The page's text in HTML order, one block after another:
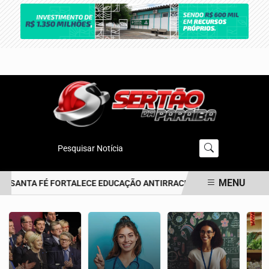
Pesquisar Notícia
SANTA FÉ FORTALECE EDUCAÇÃO ANTIRRACISTA DESDE AMENU